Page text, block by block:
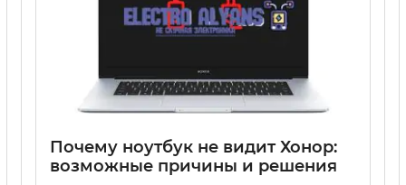
Почему ноутбук не видит Хонор:
возможные причины и решения